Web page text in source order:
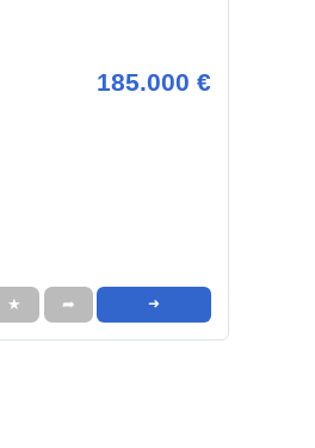
185.000 €
★ ➦ ➜